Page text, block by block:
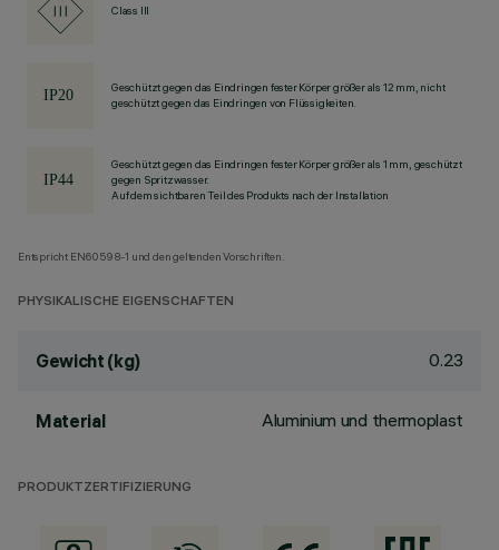
Class III
Geschützt gegen das Eindringen fester Körper größer als 12 mm, nicht
geschützt gegen das Eindringen von Flüssigkeiten.
Geschützt gegen das Eindringen fester Körper größer als 1 mm, geschützt
gegen Spritzwasser.
Auf dem sichtbaren Teil des Produkts nach der Installation
Entspricht EN60598-1 und den geltenden Vorschriften.
PHYSIKALISCHE EIGENSCHAFTEN
Gewicht (kg) 0.23
Material Aluminium und thermoplast
PRODUKTZERTIFIZIERUNG